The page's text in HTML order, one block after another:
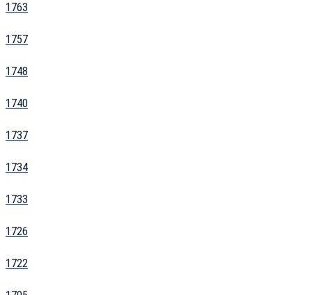
1763
1757
1748
1740
1737
1734
1733
1726
1722